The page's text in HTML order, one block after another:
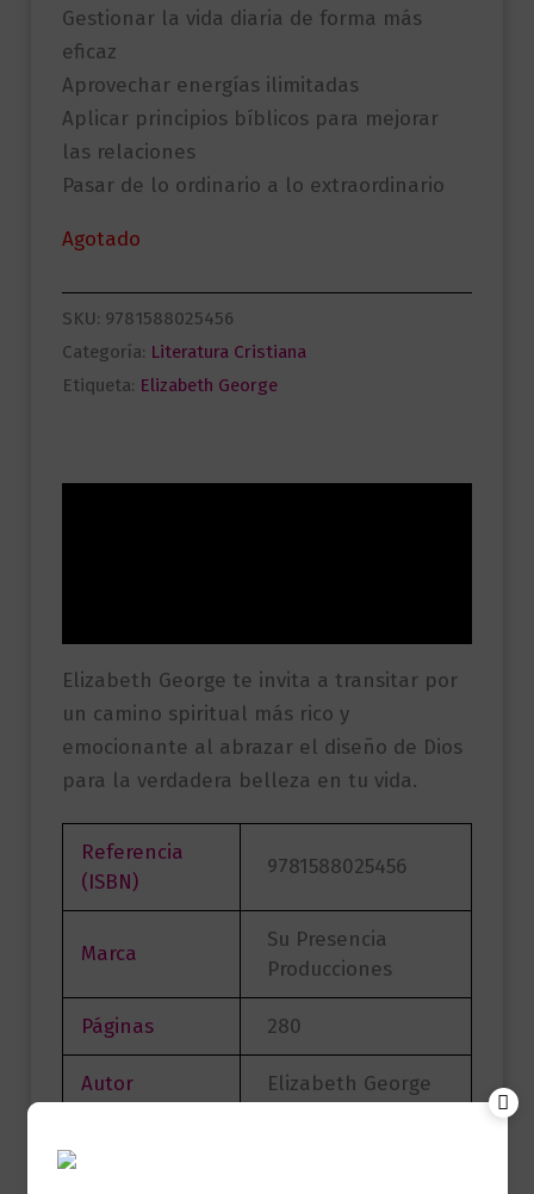
Gestionar la vida diaria de forma más
eficaz
Aprovechar energías ilimitadas
Aplicar principios bíblicos para mejorar
las relaciones
Pasar de lo ordinario a lo extraordinario
Agotado
SKU: 9781588025456
Categoría: Literatura Cristiana
Etiqueta: Elizabeth George
Elizabeth George te invita a transitar por
un camino spiritual más rico y
emocionante al abrazar el diseño de Dios
para la verdadera belleza en tu vida.
Referencia
(ISBN)
9781588025456
Marca
Su Presencia
Producciones
Páginas 280
Autor Elizabeth George